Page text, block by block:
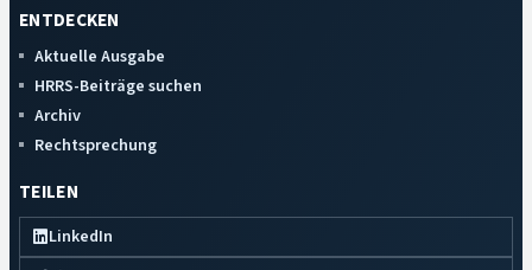
ENTDECKEN
Aktuelle Ausgabe
HRRS-Beiträge suchen
Archiv
Rechtsprechung
TEILEN
LinkedIn